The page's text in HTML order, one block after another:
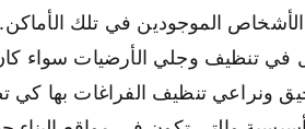
الموجودين في تلك الأماكن.
في تنظيف وجلي الأرضيات سواء
ونراعي تنظيف الفراغات بها كي